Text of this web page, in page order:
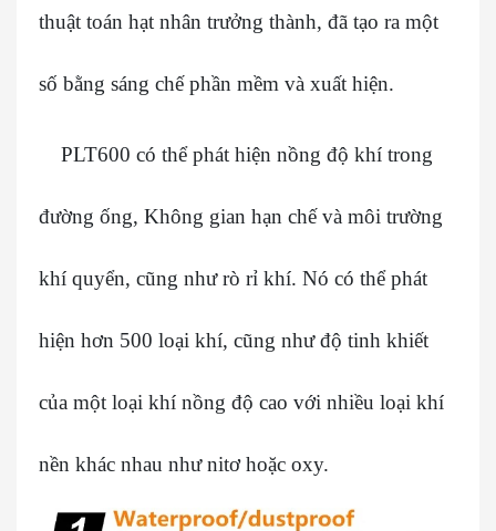
thuật toán hạt nhân trưởng thành, đã tạo ra một
số bằng sáng chế phần mềm và xuất hiện.
PLT600 có thể phát hiện nồng độ khí trong
đường ống, Không gian hạn chế và môi trường
khí quyển, cũng như rò rỉ khí. Nó có thể phát
hiện hơn 500 loại khí, cũng như độ tinh khiết
của một loại khí nồng độ cao với nhiều loại khí
nền khác nhau như nitơ hoặc oxy.